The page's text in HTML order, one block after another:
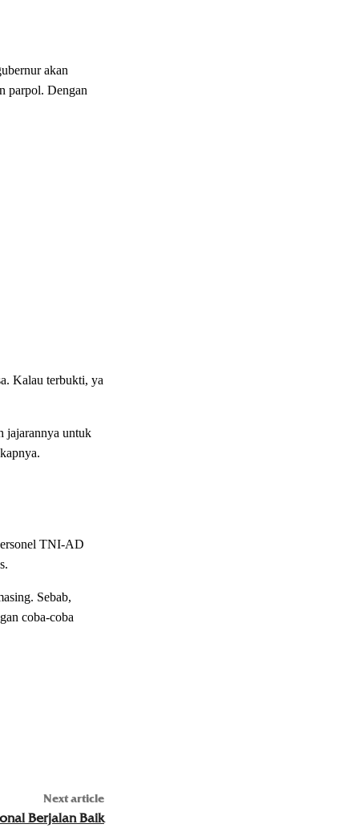
akan
parpol. Dengan
Kalau terbukti, ya
jajarannya untuk
TNI-AD
Sebab,
coba-coba
Next article
Berjalan Baik